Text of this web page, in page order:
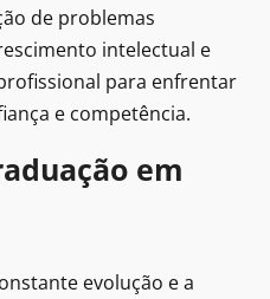
de problemas
intelectual e
para enfrentar
e competência.
em
evolução e a